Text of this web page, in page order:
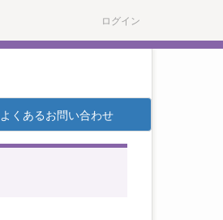
ログイン
よくあるお問い合わせ